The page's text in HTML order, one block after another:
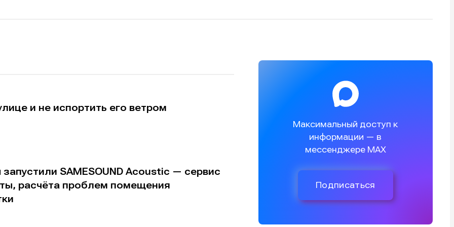
и не испортить его ветром
SAMESOUND Acoustic — сервис
расчёта проблем помещения
Максимальный доступ к
информации — в
мессенджере MAX
Подписаться